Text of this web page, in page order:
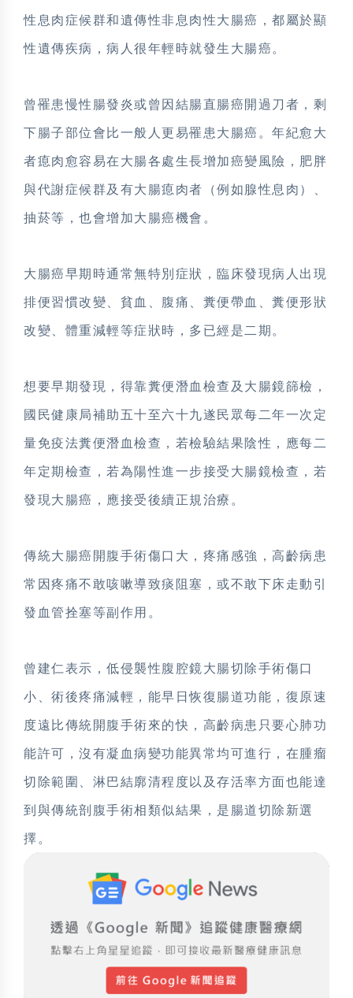
性息肉症候群和遺傳性非息肉性大腸癌，都屬於顯
性遺傳疾病，病人很年輕時就發生大腸癌。
曾罹患慢性腸發炎或曾因結腸直腸癌開過刀者，剩
下腸子部位會比一般人更易罹患大腸癌。年紀愈大
者瘜肉愈容易在大腸各處生長增加癌變風險，肥胖
與代謝症候群及有大腸瘜肉者（例如腺性息肉）、
抽菸等，也會增加大腸癌機會。
大腸癌早期時通常無特別症狀，臨床發現病人出現
排便習慣改變、貧血、腹痛、糞便帶血、糞便形狀
改變、體重減輕等症狀時，多已經是二期。
想要早期發現，得靠糞便潛血檢查及大腸鏡篩檢，
國民健康局補助五十至六十九遂民眾每二年一次定
量免疫法糞便潛血檢查，若檢驗結果陰性，應每二
年定期檢查，若為陽性進一步接受大腸鏡檢查，若
發現大腸癌，應接受後續正規治療。
傳統大腸癌開腹手術傷口大，疼痛感強，高齡病患
常因疼痛不敢咳嗽導致痰阻塞，或不敢下床走動引
發血管拴塞等副作用。
曾建仁表示，低侵襲性腹腔鏡大腸切除手術傷口
小、術後疼痛減輕，能早日恢復腸道功能，復原速
度遠比傳統開腹手術來的快，高齡病患只要心肺功
能許可，沒有凝血病變功能異常均可進行，在腫瘤
切除範圍、淋巴結廓清程度以及存活率方面也能達
到與傳統剖腹手術相類似結果，是腸道切除新選
擇。